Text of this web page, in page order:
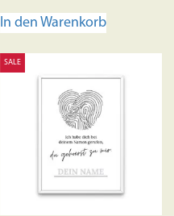
In den Warenkorb
SALE